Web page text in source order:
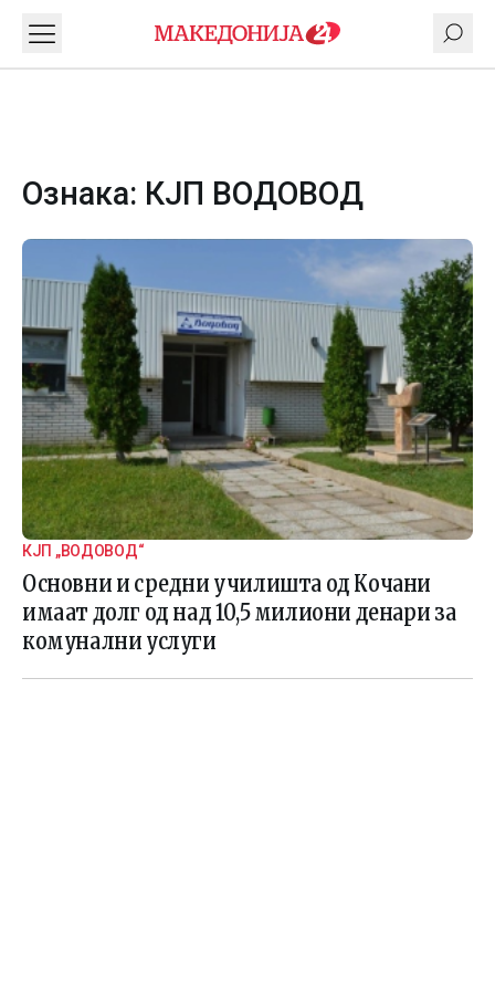
Ознака: КЈП ВОДОВОД
КЈП „ВОДОВОД“
Основни и средни училишта од Кочани
имаат долг од над 10,5 милиони денари за
комунални услуги